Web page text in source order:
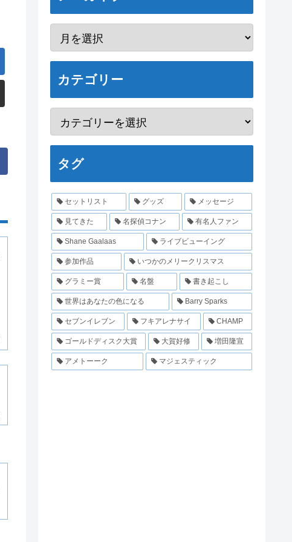
カテゴリー
タグ
セットリスト グッズ メッセージ
見てきた 名探偵コナン 有名人ファン
Shane Gaalaas ライブビューイング
参加作品 いつかのメリークリスマス
グラミー賞 名盤 書き起こし
世界はあなたの色になる Barry Sparks
セブンイレブン フキアレナサイ CHAMP
ゴールドディスク大賞 大賀好修 増田隆宣
アメトーーク マジェスティック